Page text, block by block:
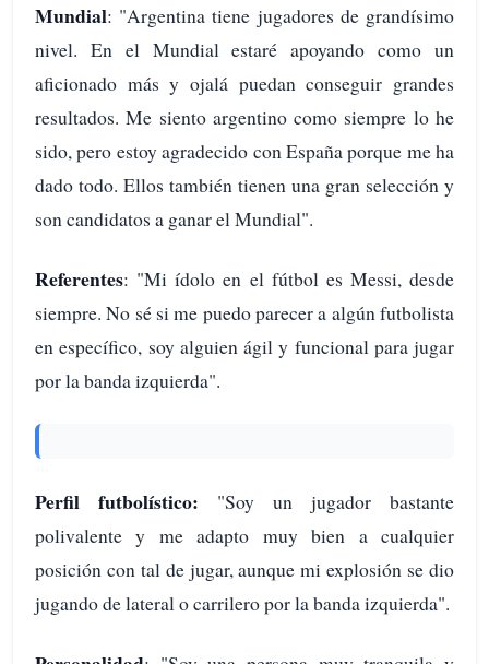
Mundial: "Argentina tiene jugadores de grandísimo
nivel. En el Mundial estaré apoyando como un
aficionado más y ojalá puedan conseguir grandes
resultados. Me siento argentino como siempre lo he
sido, pero estoy agradecido con España porque me ha
dado todo. Ellos también tienen una gran selección y
son candidatos a ganar el Mundial".
Referentes: "Mi ídolo en el fútbol es Messi, desde
siempre. No sé si me puedo parecer a algún futbolista
en específico, soy alguien ágil y funcional para jugar
por la banda izquierda".
Perfil futbolístico: "Soy un jugador bastante
polivalente y me adapto muy bien a cualquier
posición con tal de jugar, aunque mi explosión se dio
jugando de lateral o carrilero por la banda izquierda".